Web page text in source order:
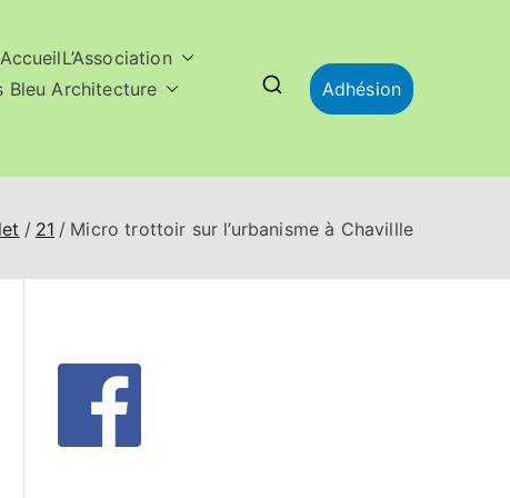
AccueilL’Association
Bleu Architecture
Adhésion
21 Micro trottoir sur l’urbanisme à Chavillle